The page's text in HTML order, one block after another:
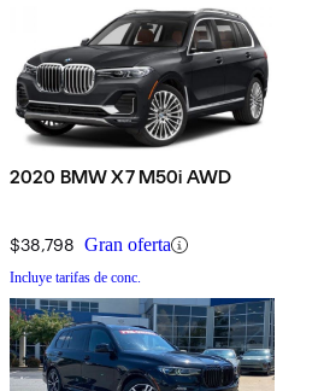
2020 BMW X7 M50i AWD
$38,798 Gran oferta
Incluye tarifas de conc.